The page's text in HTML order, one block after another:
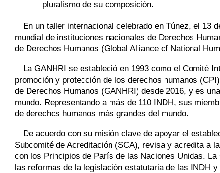
pluralismo de su composición.
En un taller internacional celebrado en Túnez, el 13
mundial de instituciones nacionales de Derechos
de Derechos Humanos (Global Alliance of National
La GANHRI se estableció en 1993 como el Comité
promoción y protección de los derechos humanos
de Derechos Humanos (GANHRI) desde 2016, y es
mundo. Representando a más de 110 INDH, sus
de derechos humanos más grandes del mundo.
De acuerdo con su misión clave de apoyar el
Subcomité de Acreditación (SCA), revisa y acredita a
con los Principios de París de las Naciones Unidas.
las reformas de la legislación estatutaria de las INDH